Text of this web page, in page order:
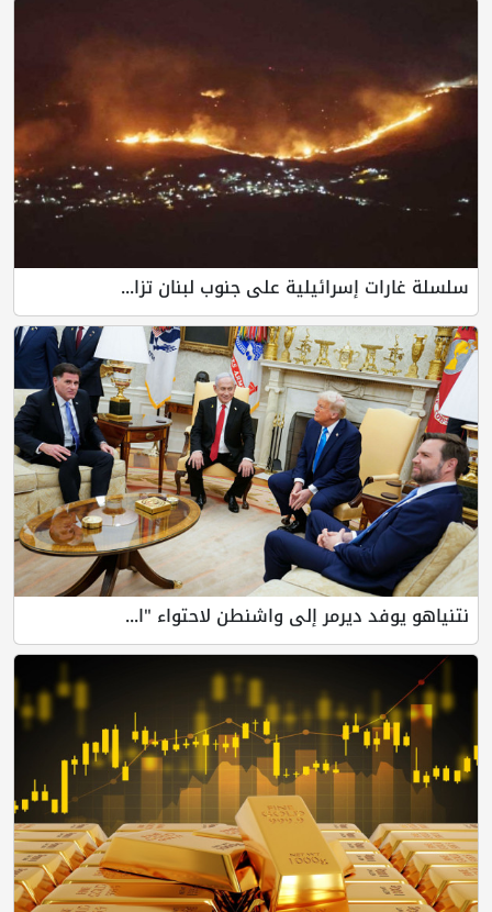
سلسلة غارات إسرائيلية على جنوب لبنان تزا...
نتنياهو يوفد ديرمر إلى واشنطن لاحتواء "ا...